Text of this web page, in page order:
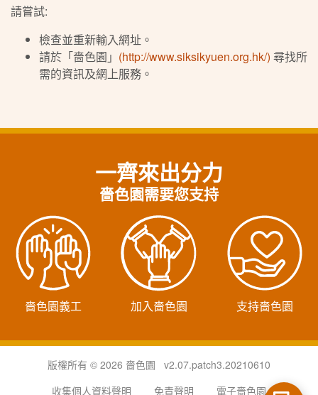
請嘗試:
檢查並重新輸入網址。
請於「嗇色園」 (http://www.siksikyuen.org.hk/) 尋找所
需的資訊及網上服務。
一齊來出分力
嗇色園需要您支持
嗇色園義工 加入嗇色園 支持嗇色園
版權所有 © 2026 嗇色園 v2.07.patch3.20210610
收集個人資料聲明
免責聲明 電子嗇色園